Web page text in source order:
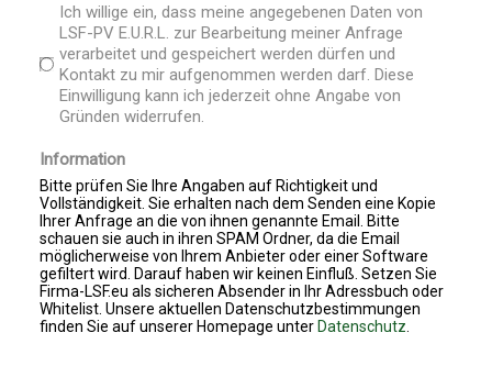
Ich willige ein, dass meine angegebenen Daten von
LSF-PV E.U.R.L. zur Bearbeitung meiner Anfrage
verarbeitet und gespeichert werden dürfen und
Kontakt zu mir aufgenommen werden darf. Diese
Einwilligung kann ich jederzeit ohne Angabe von
Gründen widerrufen.
Information
Bitte prüfen Sie Ihre Angaben auf Richtigkeit und
Vollständigkeit. Sie erhalten nach dem Senden eine Kopie
Ihrer Anfrage an die von ihnen genannte Email. Bitte
schauen sie auch in ihren SPAM Ordner, da die Email
möglicherweise von Ihrem Anbieter oder einer Software
gefiltert wird. Darauf haben wir keinen Einfluß. Setzen Sie
Firma-LSF.eu als sicheren Absender in Ihr Adressbuch oder
Whitelist. Unsere aktuellen Datenschutzbestimmungen
finden Sie auf unserer Homepage unterDatenschutz